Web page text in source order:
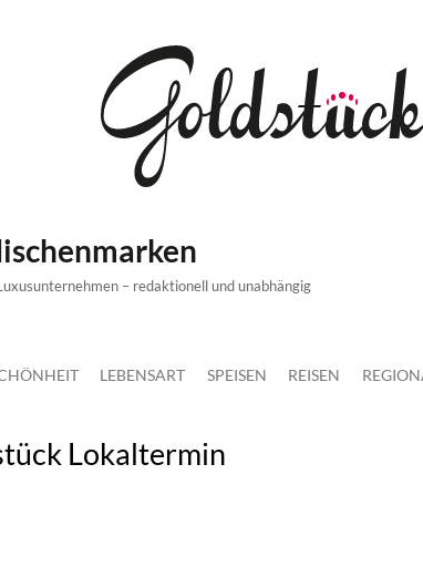
– redaktionell und unabhängig
LEBENSART SPEISEN REISEN
Lokaltermin